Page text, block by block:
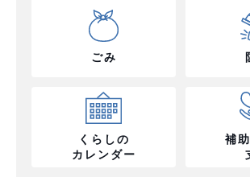
ごみ
くらしの
カレンダー
補